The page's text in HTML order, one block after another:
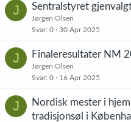
J Sentralstyret
Jørgen Olsen
Svar 0 30 Apr 2025
J Finaleresultater NM
Jørgen Olsen
Svar 0 16 Apr 2025
J
Nordisk mester i
tradisjonsøl i